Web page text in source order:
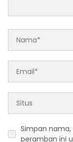
Simpan
peramban ini